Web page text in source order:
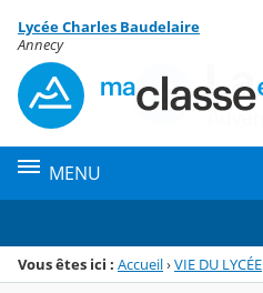
Menu de la rubrique
Contenu
Lycée Charles Baudelaire
Annecy
MENU
Vous êtes ici : Accueil›VIE DU LYCÉE